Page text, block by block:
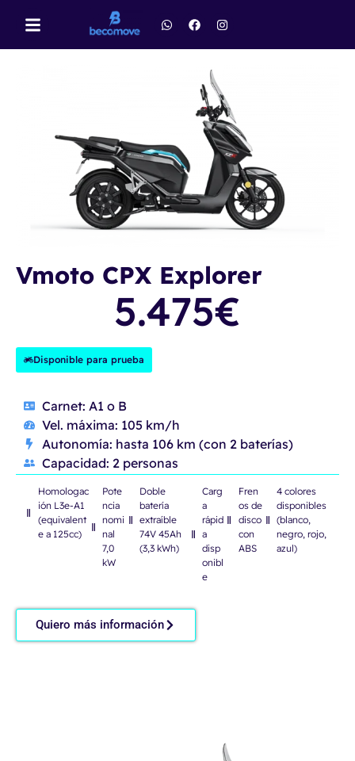
Vmoto CPX Explorer
5.475€
Disponible para prueba
Carnet: A1 o B
Vel. máxima: 105 km/h
Autonomía: hasta 106 km (con 2 baterías)
Capacidad: 2 personas
Homologac
ión L3e-A1
(equivalent
e a 125cc)
Pote
ncia
nomi
nal
7,0
kW
Doble
batería
extraíble
74V 45Ah
(3,3 kWh)
Carg
a
rápid
a
disp
onibl
e
Fren
os de
disco
con
ABS
4 colores
disponibles
(blanco,
negro, rojo,
azul)
Quiero más información